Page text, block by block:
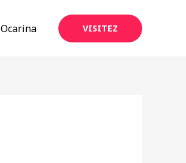
Ocarina VISITEZ